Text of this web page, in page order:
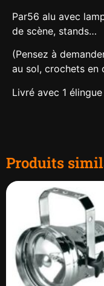
Par56 alu avec
de scène, stands…
(Pensez à
au sol, crochets en
Livré avec 1
Produits